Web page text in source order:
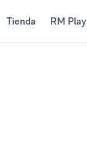
Tienda RM Play